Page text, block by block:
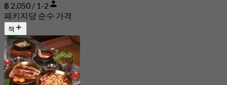
฿ 2,050 / 1-2
패키지당 순수 가격
책